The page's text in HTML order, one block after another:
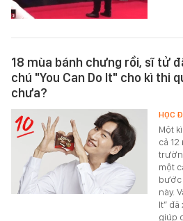
18 mùa bánh chưng rồi, sĩ tử
chú "You Can Do It" cho kì thi
chưa?
Một
cả
một
bước
này.
It”
giúp
HỌC